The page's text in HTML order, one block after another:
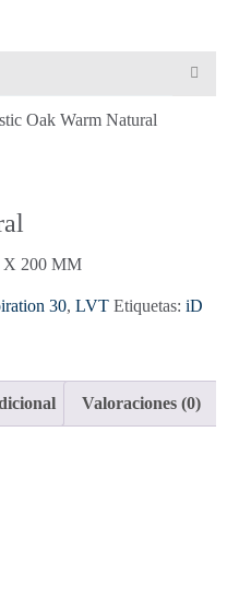
Oak Warm Natural
X 200 MM
30, LVT Etiquetas: iD
Valoraciones (0)